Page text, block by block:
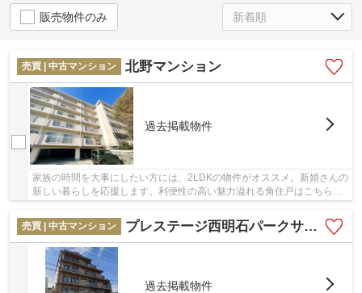
販売物件のみ
売買 | 中古マンション 北野マンション
過去掲載物件
家族の時間を大事にしたい方には、2LDKの物件がオススメ。新婚さんの
新しい暮らしを応援します。利便性の高い魅力溢れる角住戸はこちらと
売買 | 中古マンション
プレステージ西明石パークサイド
過去掲載物件